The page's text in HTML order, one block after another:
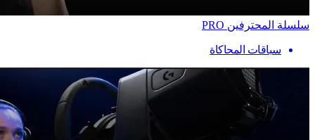
سلسلة المحترفين PRO
سباقات المحاكاة